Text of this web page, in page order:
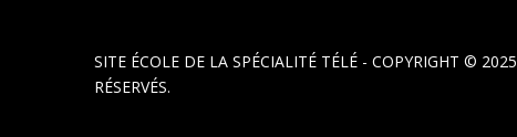
SITE ÉCOLE DE LA SPÉCIALITÉ TÉLÉ - COPYRIGHT © 2025
RÉSERVÉS.